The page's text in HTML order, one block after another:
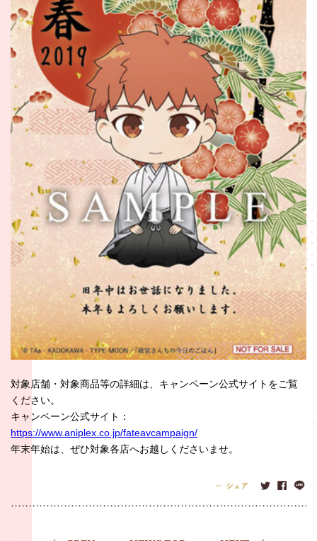
対象店舗・対象商品等の詳細は、キャンペーン公式サイトをご覧
ください。
キャンペーン公式サイト：
https://www.aniplex.co.jp/fateavcampaign/
年末年始は、ぜひ対象各店へお越しくださいませ。